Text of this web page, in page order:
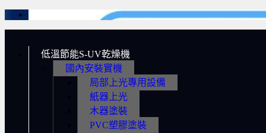
低溫節能S-UV乾燥機
國內安裝實機
局部上光專用設備
紙器上光
木器塗裝
PVC塑膠塗裝